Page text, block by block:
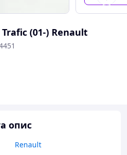
(01-) Renault
опис
Renault